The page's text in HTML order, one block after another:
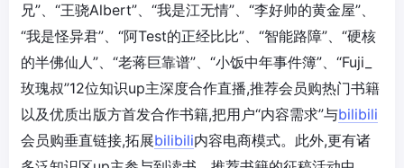
兄”、“王骁Albert”、“我是江无情”、“李好帅的黄金屋”、
“我是怪异君”、“阿Test的正经比比”、“智能路障”、“硬核
的半佛仙人”、“老蒋巨靠谱”、“小饭中年事件簿”、“Fuji_
玫瑰叔”12位知识up主深度合作直播,推荐会员购热门书籍
以及优质出版方首发合作书籍,把用户“内容需求”与bilibili
会员购垂直链接,拓展bilibili内容电商模式。此外,更有诸